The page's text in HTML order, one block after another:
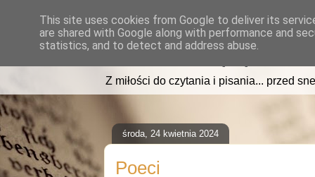
read2sleep.pl
Z miłości do czytania i pisania... przed
środa, 24 kwietnia 2024
Poeci
This site uses cookies from Google to deliver its
are shared with Google along with performance and
statistics, and to detect and address abuse.